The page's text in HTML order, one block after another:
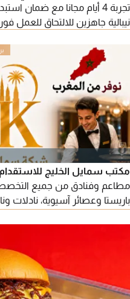
تجربة 4 أيام مجانا مع ضمان
نيبالية جاهزين للالتحاق للعمل
مكتب سمايل الخليج
مطاعم وفنادق من جميع
باريستا وعصائر آسيوية، نادلات